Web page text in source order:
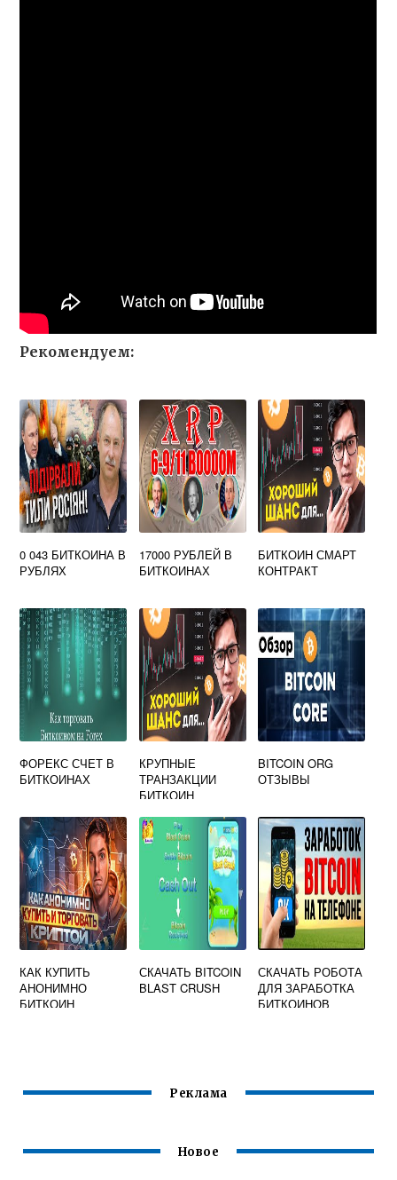
Рекомендуем:
0 043 БИТКОИНА В
РУБЛЯХ
17000 РУБЛЕЙ В
БИТКОИНАХ
БИТКОИН СМАРТ
КОНТРАКТ
ФОРЕКС СЧЕТ В
БИТКОИНАХ
КРУПНЫЕ
ТРАНЗАКЦИИ
БИТКОИН
BITCOIN ORG
ОТЗЫВЫ
КАК КУПИТЬ
АНОНИМНО
БИТКОИН
СКАЧАТЬ BITCOIN
BLAST CRUSH
СКАЧАТЬ РОБОТА
ДЛЯ ЗАРАБОТКА
БИТКОИНОВ
Реклама
Новое